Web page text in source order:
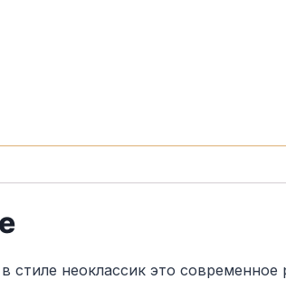
стиле неоклассик это